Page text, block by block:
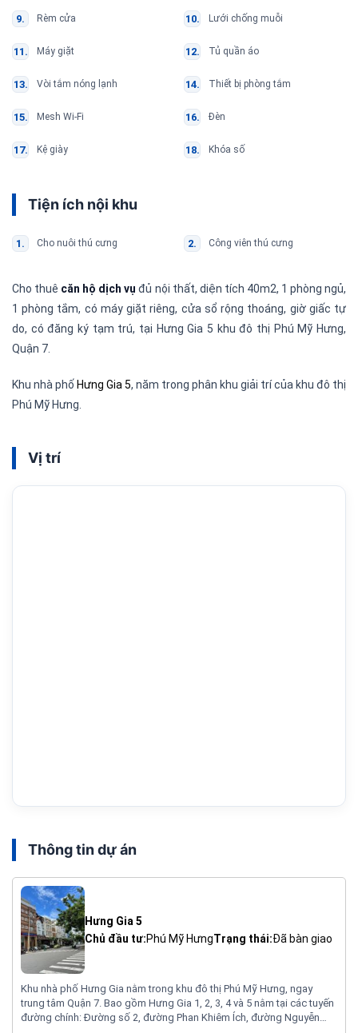
Rèm cửa Lưới chống muỗi
Máy giặt Tủ quần áo
Vòi tắm nóng lạnh Thiết bị phòng tắm
Mesh Wi-Fi Đèn
Kệ giày Khóa số
Tiện ích nội khu
Cho nuôi thú cưng Công viên thú cưng
Cho thuê căn hộ dịch vụ đủ nội thất, diện tích 40m2, 1 phòng ngủ,
1 phòng tắm, có máy giặt riêng, cửa sổ rộng thoáng, giờ giấc tự
do, có đăng ký tạm trú, tại Hưng Gia 5 khu đô thị Phú Mỹ Hưng,
Quận 7.
Khu nhà phố Hưng Gia 5, năm trong phân khu giải trí của khu đô thị
Phú Mỹ Hưng.
Vị trí
Thông tin dự án
Hưng Gia 5
Chủ đầu tư:Phú Mỹ HưngTrạng thái:Đã bàn giao
Khu nhà phố Hưng Gia nằm trong khu đô thị Phú Mỹ Hưng, ngay
trung tâm Quận 7. Bao gồm Hưng Gia 1, 2, 3, 4 và 5 nằm tại các tuyến
đường chính: Đường số 2, đường Phan Khiêm Ích, đường Nguyễn